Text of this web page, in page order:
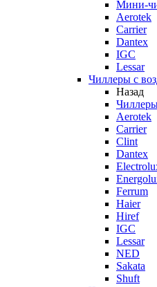
Мини-
Aerotek
Carrier
Dantex
IGC
Lessar
Чиллеры с
Назад
Aerotek
Carrier
Clint
Dantex
Ferrum
Haier
Hiref
IGC
Lessar
NED
Sakata
Shuft